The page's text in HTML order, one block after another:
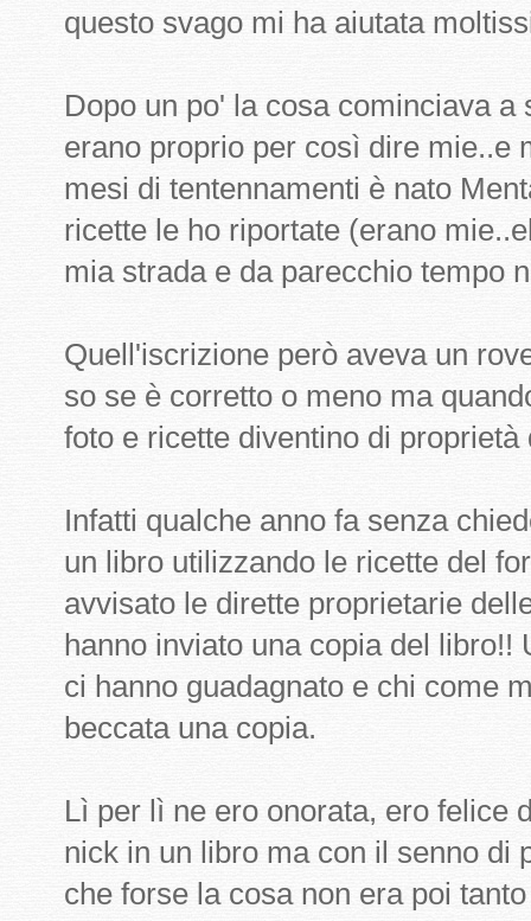
questo svago mi ha aiutata
Dopo un po' la cosa cominciava
erano proprio per così dire mie..e
mesi di tentennamenti è nato
ricette le ho riportate (erano
mia strada e da parecchio tempo
Quell'iscrizione però aveva un
so se è corretto o meno ma
foto e ricette diventino di
Infatti qualche anno fa senza
un libro utilizzando le ricette del
avvisato le dirette proprietarie
hanno inviato una copia del
ci hanno guadagnato e chi come
beccata una copia.
Lì per lì ne ero onorata, ero felice
nick in un libro ma con il senno di
che forse la cosa non era poi